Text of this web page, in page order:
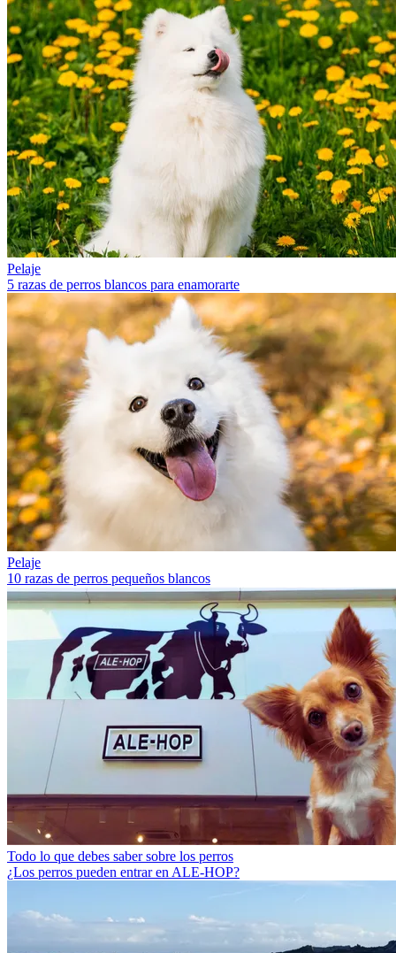
Pelaje
5 razas de perros blancos para enamorarte
Pelaje
10 razas de perros pequeños blancos
Todo lo que debes saber sobre los perros
¿Los perros pueden entrar en ALE-HOP?